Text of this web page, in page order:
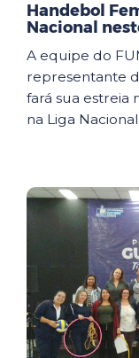
Handebol
Nacional
A equipe do
representante
fará sua estreia
na Liga